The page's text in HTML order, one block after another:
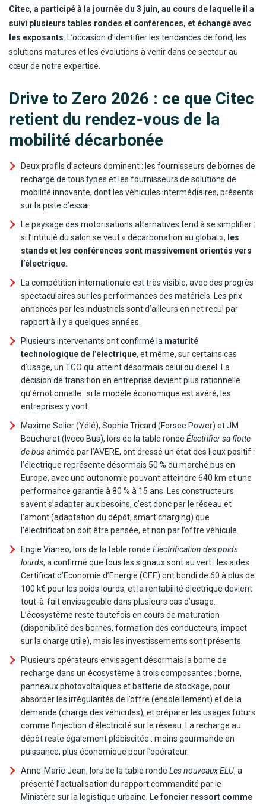
Citec, a participé à la journée du 3 juin, au cours de laquelle il a
suivi plusieurs tables rondes et conférences, et échangé avec
les exposants. L’occasion d’identifier les tendances de fond, les
solutions matures et les évolutions à venir dans ce secteur au
cœur de notre expertise.
Drive to Zero 2026 : ce que Citec
retient du rendez-vous de la
mobilité décarbonée
Deux profils d’acteurs dominent : les fournisseurs de bornes de
recharge de tous types et les fournisseurs de solutions de
mobilité innovante, dont les véhicules intermédiaires, présents
sur la piste d’essai.
Le paysage des motorisations alternatives tend à se simplifier :
si l’intitulé du salon se veut « décarbonation au global », les
stands et les conférences sont massivement orientés vers
l’électrique.
La compétition internationale est très visible, avec des progrès
spectaculaires sur les performances des matériels. Les prix
annoncés par les industriels sont d’ailleurs en net recul par
rapport à il y a quelques années.
Plusieurs intervenants ont confirmé la maturité
technologique de l’électrique, et même, sur certains cas
d’usage, un TCO qui atteint désormais celui du diesel. La
décision de transition en entreprise devient plus rationnelle
qu’émotionnelle : si le modèle économique est avéré, les
entreprises y vont.
Maxime Selier (Yélé), Sophie Tricard (Forsee Power) et JM
Boucheret (Iveco Bus), lors de la table ronde Électrifier sa flotte
de busanimée par l’AVERE, ont dressé un état des lieux positif :
l’électrique représente désormais 50 % du marché bus en
Europe, avec une autonomie pouvant atteindre 640 km et une
performance garantie à 80 % à 15 ans. Les constructeurs
savent s’adapter aux besoins, c’est donc par le réseau et
l’amont (adaptation du dépôt, smart charging) que
l’électrification doit être pensée, et non par l’offre véhicule.
Engie Vianeo, lors de la table ronde Électrification des poids
lourds, a confirmé que tous les signaux sont au vert : les aides
Certificat d’Economie d’Energie (CEE) ont bondi de 60 à plus de
100 k€ pour les poids lourds, et la rentabilité électrique devient
tout-à-fait envisageable dans plusieurs cas d’usage.
L’écosystème reste toutefois en cours de maturation
(disponibilité des bornes, formation des conducteurs, impact
sur la charge utile), mais les investissements sont présents.
Plusieurs opérateurs envisagent désormais la borne de
recharge dans un écosystème à trois composantes : borne,
panneaux photovoltaïques et batterie de stockage, pour
absorber les irrégularités de l’offre (ensoleillement) et de la
demande (charge des véhicules), et préparer les usages futurs
comme l’injection d’électricité sur le réseau. La recharge au
dépôt reste également plébiscitée : moins gourmande en
puissance, plus économique pour l’opérateur.
Anne-Marie Jean, lors de la table ronde Les nouveaux ELU, a
présenté l’actualisation du rapport commandité par le
Ministère sur la logistique urbaine. Le foncier ressort comme